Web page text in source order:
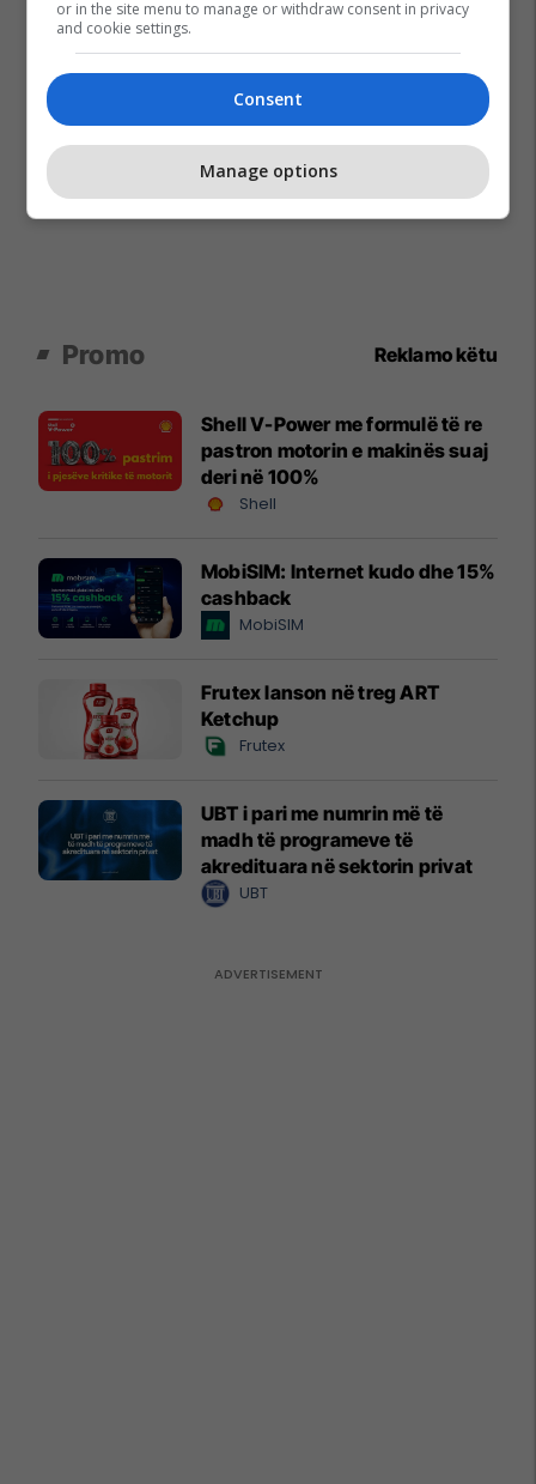
Promo Reklamo këtu
Shell V-Power me formulë të re
pastron motorin e makinës suaj
deri në 100%
Shell
MobiSIM: Internet kudo dhe 15%
cashback
MobiSIM
Frutex lanson në treg ART
Ketchup
Frutex
UBT i pari me numrin më të
madh të programeve të
akredituara në sektorin privat
UBT
or in the site menu to manage or withdraw consent in privacy
and cookie settings.
Consent
Manage options